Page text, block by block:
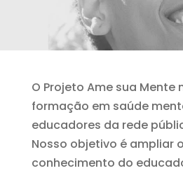
O Projeto Ame sua Mente
formação em saúde
educadores da rede
Nosso objetivo é ampliar
conhecimento do